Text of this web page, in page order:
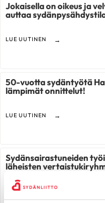
Jokaisella on oikeus ja
auttaa
LUE UUTINEN
50-vuotta sydäntyötä
lämpimät onnittelut!
LUE UUTINEN
Sydänsairastuneiden
läheisten
LUE UUTINEN